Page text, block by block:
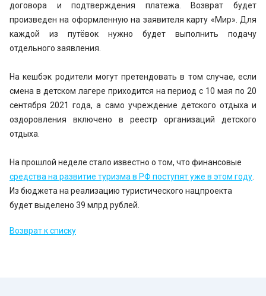
договора и подтверждения платежа. Возврат будет
произведен на оформленную на заявителя карту «Мир». Для
каждой из путёвок нужно будет выполнить подачу
отдельного заявления.
На кешбэк родители могут претендовать в том случае, если
смена в детском лагере приходится на период с 10 мая по 20
сентября 2021 года, а само учреждение детского отдыха и
оздоровления включено в реестр организаций детского
отдыха.
На прошлой неделе стало известно о том, что финансовые
средства на развитие туризма в РФ поступят уже в этом году
Из бюджета на реализацию туристического нацпроекта
будет выделено 39 млрд рублей.
Возврат к списку